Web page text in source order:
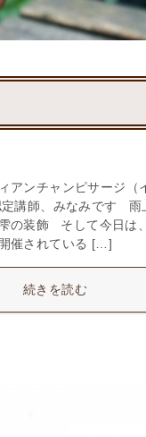
アンチャンピサージ（
定講師、みなみです 雨
の装飾 そして今日は
催されている […]
続きを読む